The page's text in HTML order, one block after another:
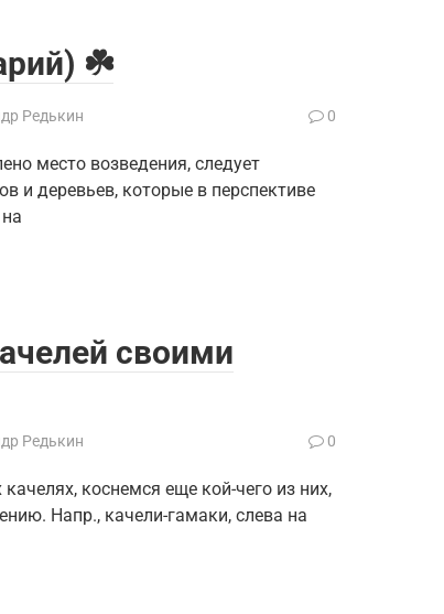
☘️
Редькин 0
место возведения, следует
и деревьев, которые в перспективе
своими
Редькин 0
коснемся еще кой-чего из них,
Напр., качели-гамаки, слева на